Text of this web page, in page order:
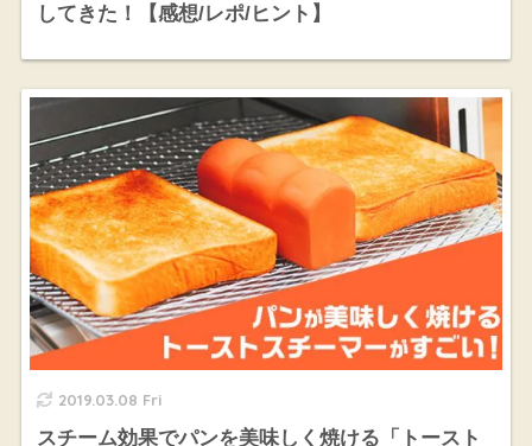
してきた！【感想/レポ/ヒント】
2019.03.08 Fri
スチーム効果でパンを美味しく焼ける「トースト